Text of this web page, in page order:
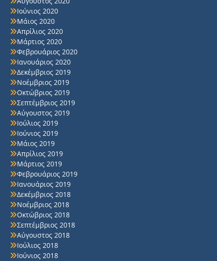
Ιούνιος 2020
Μάιος 2020
Απρίλιος 2020
Μάρτιος 2020
Φεβρουάριος 2020
Ιανουάριος 2020
Δεκέμβριος 2019
Νοέμβριος 2019
Οκτώβριος 2019
Σεπτέμβριος 2019
Αύγουστος 2019
Ιούλιος 2019
Ιούνιος 2019
Μάιος 2019
Απρίλιος 2019
Μάρτιος 2019
Φεβρουάριος 2019
Ιανουάριος 2019
Δεκέμβριος 2018
Νοέμβριος 2018
Οκτώβριος 2018
Σεπτέμβριος 2018
Αύγουστος 2018
Ιούλιος 2018
Ιούνιος 2018